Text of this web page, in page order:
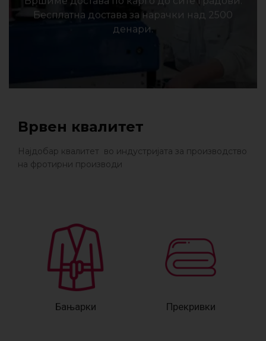
Бесплатна достава за нарачки над 2500
денари.
Врвен квалитет
Најдобар квалитет во индустријата за производство
на фротирни производи
Бањарки Прекривки